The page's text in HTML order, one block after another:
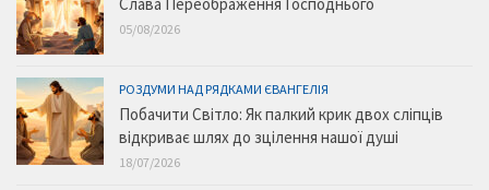
05/08/2026
РОЗДУМИ НАД РЯДКАМИ ЄВАНГЕЛІЯ
Побачити Світло: Як палкий крик двох сліпців
відкриває шлях до зцілення нашої душі
18/07/2026